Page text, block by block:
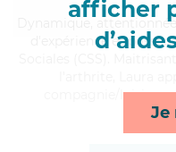
afficher
Je
,
d'expérience et
compagnie/loisirs,